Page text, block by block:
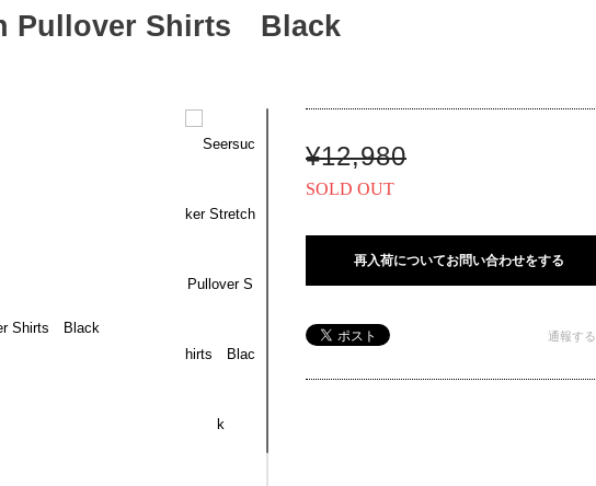
Pullover Shirts Black
¥12,980
SOLD OUT
再入荷についてお問い合わせをする
通報する